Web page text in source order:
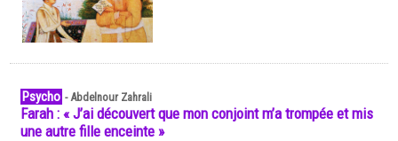
Psycho -Abdelnour Zahrali
Farah : « J’ai découvert que mon conjoint m’a trompée et mis
une autre fille enceinte »